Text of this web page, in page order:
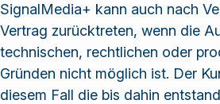
SignalMedia+ kann auch nach
Vertrag zurücktreten, wenn die
technischen, rechtlichen oder
Gründen nicht möglich ist. Der
diesem Fall die bis dahin